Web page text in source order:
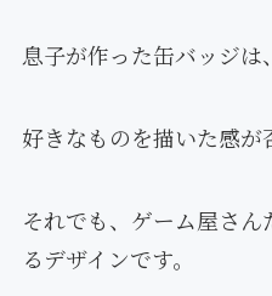
息子が作った缶バッジ
好きなものを描いた感が
それでも、ゲーム屋さ
るデザインです。